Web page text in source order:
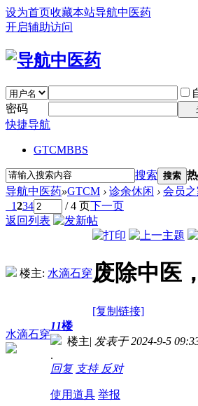
设为首页收藏本站导航中医药
开启辅助访问
密码
快捷导航
GTCMBBS
搜索 搜索
导航中医药»GTCM › 诊余休闲 › 会员
1234 / 4 页下一页
返回列表
楼主: 水滴石穿废除中医
[复制链接]
水滴石穿
11楼
楼主| 发表于 2024-9-5
.
回复 支持 反对
使用道具 举报